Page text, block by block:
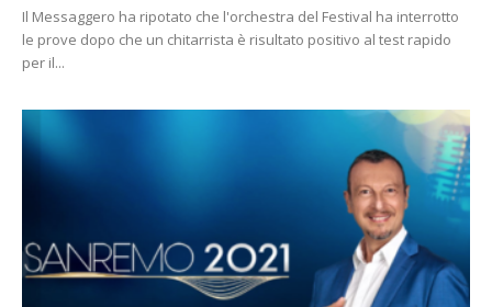
Il Messaggero ha ripotato che l'orchestra del Festival ha interrotto
le prove dopo che un chitarrista è risultato positivo al test rapido
per il...